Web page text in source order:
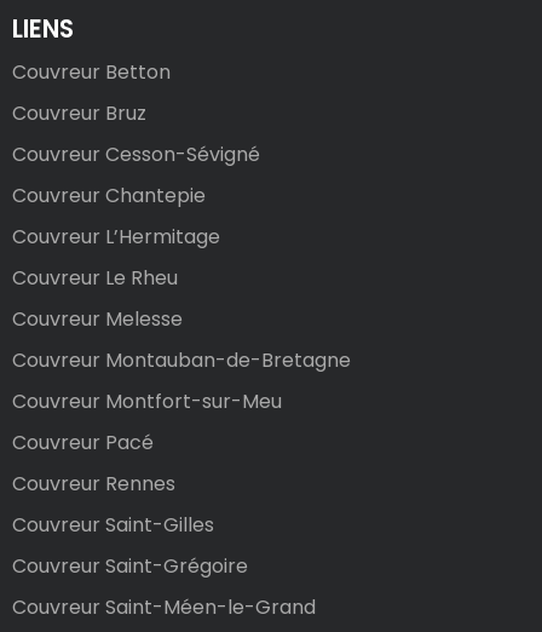
LIENS
Couvreur Betton
Couvreur Bruz
Couvreur Cesson-Sévigné
Couvreur Chantepie
Couvreur L’Hermitage
Couvreur Le Rheu
Couvreur Melesse
Couvreur Montauban-de-Bretagne
Couvreur Montfort-sur-Meu
Couvreur Pacé
Couvreur Rennes
Couvreur Saint-Gilles
Couvreur Saint-Grégoire
Couvreur Saint-Méen-le-Grand